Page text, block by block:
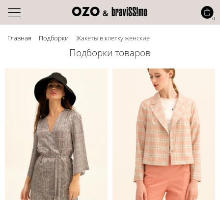
Главная Подборки Жакеты в клетку женские
Подборки товаров
0